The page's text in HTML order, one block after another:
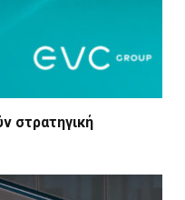
στρατηγική